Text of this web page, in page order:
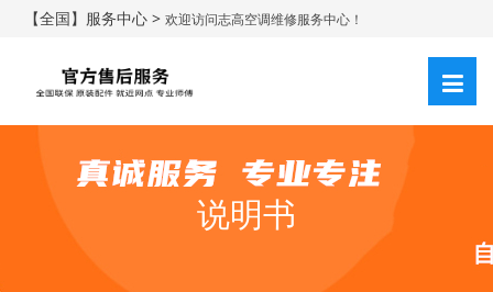
【全国】服务中心 >欢迎访问志高空调维修服务中心！
说明书